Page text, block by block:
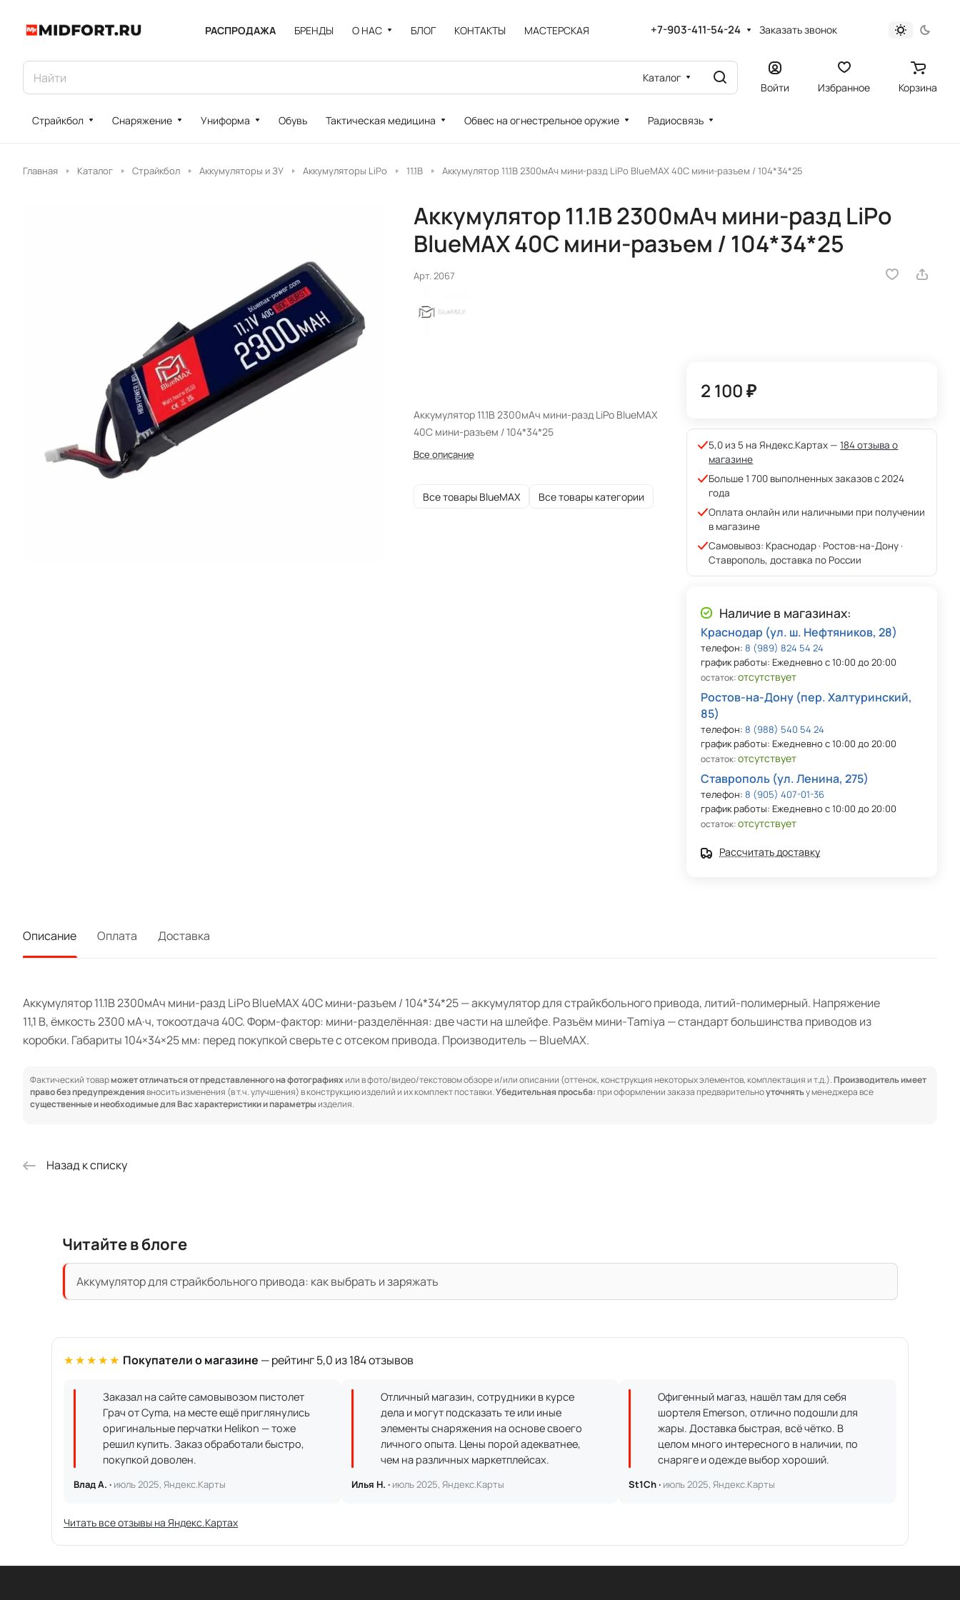
РАСПРОДАЖА БРЕНДЫ О НАС БЛОГ КОНТАКТЫ МАСТЕРСКАЯ +7-903-411-54-24 Заказать звонок
Каталог
Войти Избранное Корзина
Страйкбол Снаряжение Униформа Обувь Тактическая медицина Обвес на огнестрельное оружие Радиосвязь
Главная Каталог Страйкбол Аккумуляторы и ЗУ Аккумуляторы LiPo 11.1В Аккумулятор 11.1В 2300мАч мини-разд LiPo BlueMAX 40С мини-разъем / 104*34*25
Аккумулятор 11.1В 2300мАч мини-разд LiPo
BlueMAX 40С мини-разъем / 104*34*25
Арт.2067
Аккумулятор 11.1В 2300мАч мини-разд LiPo BlueMAX
40С мини-разъем / 104*34*25
Все описание
Все товары BlueMAX Все товары категории
2 100 ₽
5,0 из 5 на Яндекс.Картах —184 отзыва о
магазине
Больше 1 700 выполненных заказов с 2024
года
Оплата онлайн или наличными при получении
в магазине
Самовывоз: Краснодар · Ростов-на-Дону ·
Ставрополь, доставка по России
Наличие в магазинах:
Краснодар (ул. ш. Нефтяников, 28)
телефон:8 (989) 824 54 24
график работы: Ежедневно с 10:00 до 20:00
остаток:отсутствует
Ростов-на-Дону (пер. Халтуринский,
85)
телефон:8 (988) 540 54 24
график работы: Ежедневно с 10:00 до 20:00
остаток:отсутствует
Ставрополь (ул. Ленина, 275)
телефон:8 (905) 407-01-36
график работы: Ежедневно с 10:00 до 20:00
остаток:отсутствует
Рассчитать доставку
Описание Оплата Доставка
Аккумулятор 11.1В 2300мАч мини-разд LiPo BlueMAX 40С мини-разъем / 104*34*25 — аккумулятор для страйкбольного привода, литий-полимерный. Напряжение
11,1 В, ёмкость 2300 мА·ч, токоотдача 40C. Форм-фактор: мини-разделённая: две части на шлейфе. Разъём мини-Tamiya — стандарт большинства приводов из
коробки. Габариты 104×34×25 мм: перед покупкой сверьте с отсеком привода. Производитель — BlueMAX.
Фактический товарможет отличаться от представленного на фотографияхили в фото/видео/текстовом обзоре и/или описании (оттенок, конструкция некоторых элементов, комплектация и т.д.). Производитель имеет
право без предупреждениявносить изменения (в т.ч. улучшения) в конструкцию изделий и их комплект поставки.Убедительная просьба:при оформлении заказа предварительноуточнятьу менеджера все
существенные и необходимые для Вас характеристики и параметрыизделия.
Назад к списку
Читайте в блоге
Аккумулятор для страйкбольного привода: как выбрать и заряжать
★★★★★ Покупатели о магазине — рейтинг 5,0 из 184 отзывов
Заказал на сайте самовывозом пистолет
Грач от Cyma, на месте ещё приглянулись
оригинальные перчатки Helikon — тоже
решил купить. Заказ обработали быстро,
покупкой доволен.
Влад А. · июль 2025, Яндекс.Карты
Отличный магазин, сотрудники в курсе
дела и могут подсказать те или иные
элементы снаряжения на основе своего
личного опыта. Цены порой адекватнее,
чем на различных маркетплейсах.
Илья Н. · июль 2025, Яндекс.Карты
Офигенный магаз, нашёл там для себя
шортеля Emerson, отлично подошли для
жары. Доставка быстрая, всё чётко. В
целом много интересного в наличии, по
снаряге и одежде выбор хороший.
St1Ch · июль 2025, Яндекс.Карты
Читать все отзывы на Яндекс.Картах